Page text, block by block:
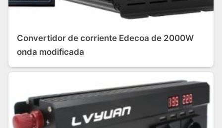
Convertidor de corriente Edecoa de 2000W
onda modificada